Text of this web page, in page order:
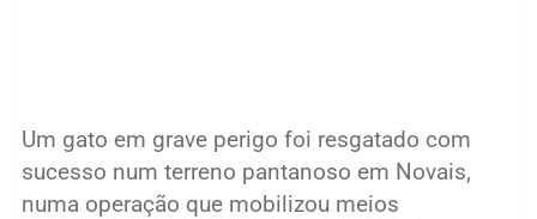
Um gato em grave perigo foi resgatado com
sucesso num terreno pantanoso em Novais,
numa operação que mobilizou meios